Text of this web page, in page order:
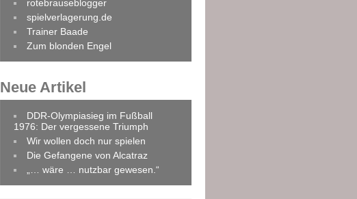
rotebrauseblogger
spielverlagerung.de
Trainer Baade
Zum blonden Engel
Neue Artikel
DDR-Olympiasieg im Fußball
1976: Der vergessene Triumph
Wir wollen doch nur spielen
Die Gefangene von Alcatraz
„… wäre … nutzbar gewesen.“